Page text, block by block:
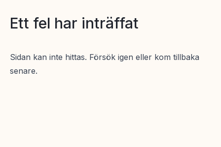
Ett fel har inträffat
Sidan kan inte hittas. Försök igen eller kom tillbaka
senare.